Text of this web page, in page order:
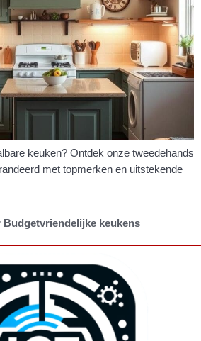
keuken? Ontdek onze tweedehands
met topmerken en uitstekende
keukens